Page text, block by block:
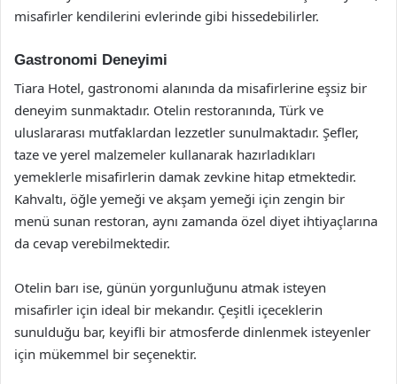
misafirler kendilerini evlerinde gibi hissedebilirler.
Gastronomi Deneyimi
Tiara Hotel, gastronomi alanında da misafirlerine eşsiz bir
deneyim sunmaktadır. Otelin restoranında, Türk ve
uluslararası mutfaklardan lezzetler sunulmaktadır. Şefler,
taze ve yerel malzemeler kullanarak hazırladıkları
yemeklerle misafirlerin damak zevkine hitap etmektedir.
Kahvaltı, öğle yemeği ve akşam yemeği için zengin bir
menü sunan restoran, aynı zamanda özel diyet ihtiyaçlarına
da cevap verebilmektedir.
Otelin barı ise, günün yorgunluğunu atmak isteyen
misafirler için ideal bir mekandır. Çeşitli içeceklerin
sunulduğu bar, keyifli bir atmosferde dinlenmek isteyenler
için mükemmel bir seçenektir.